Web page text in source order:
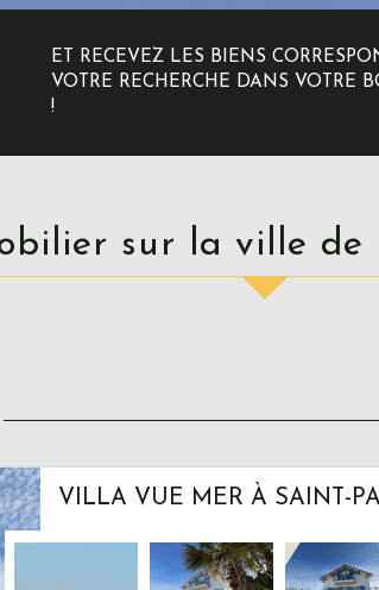
ET RECEVEZ LES BIENS
VOTRE RECHERCHE DANS VOTRE
!
sur la ville
VILLA VUE MER À SAINT-